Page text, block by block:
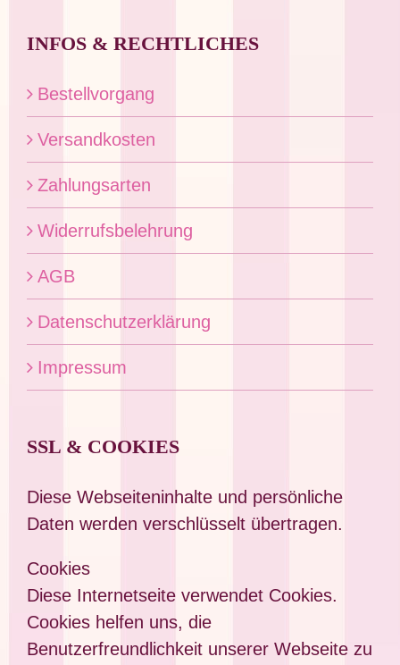
INFOS & RECHTLICHES
Bestellvorgang
Versandkosten
Zahlungsarten
Widerrufsbelehrung
AGB
Datenschutzerklärung
Impressum
SSL & COOKIES
Diese Webseiteninhalte und persönliche
Daten werden verschlüsselt übertragen.
Cookies
Diese Internetseite verwendet Cookies.
Cookies helfen uns, die
Benutzerfreundlichkeit unserer Webseite zu